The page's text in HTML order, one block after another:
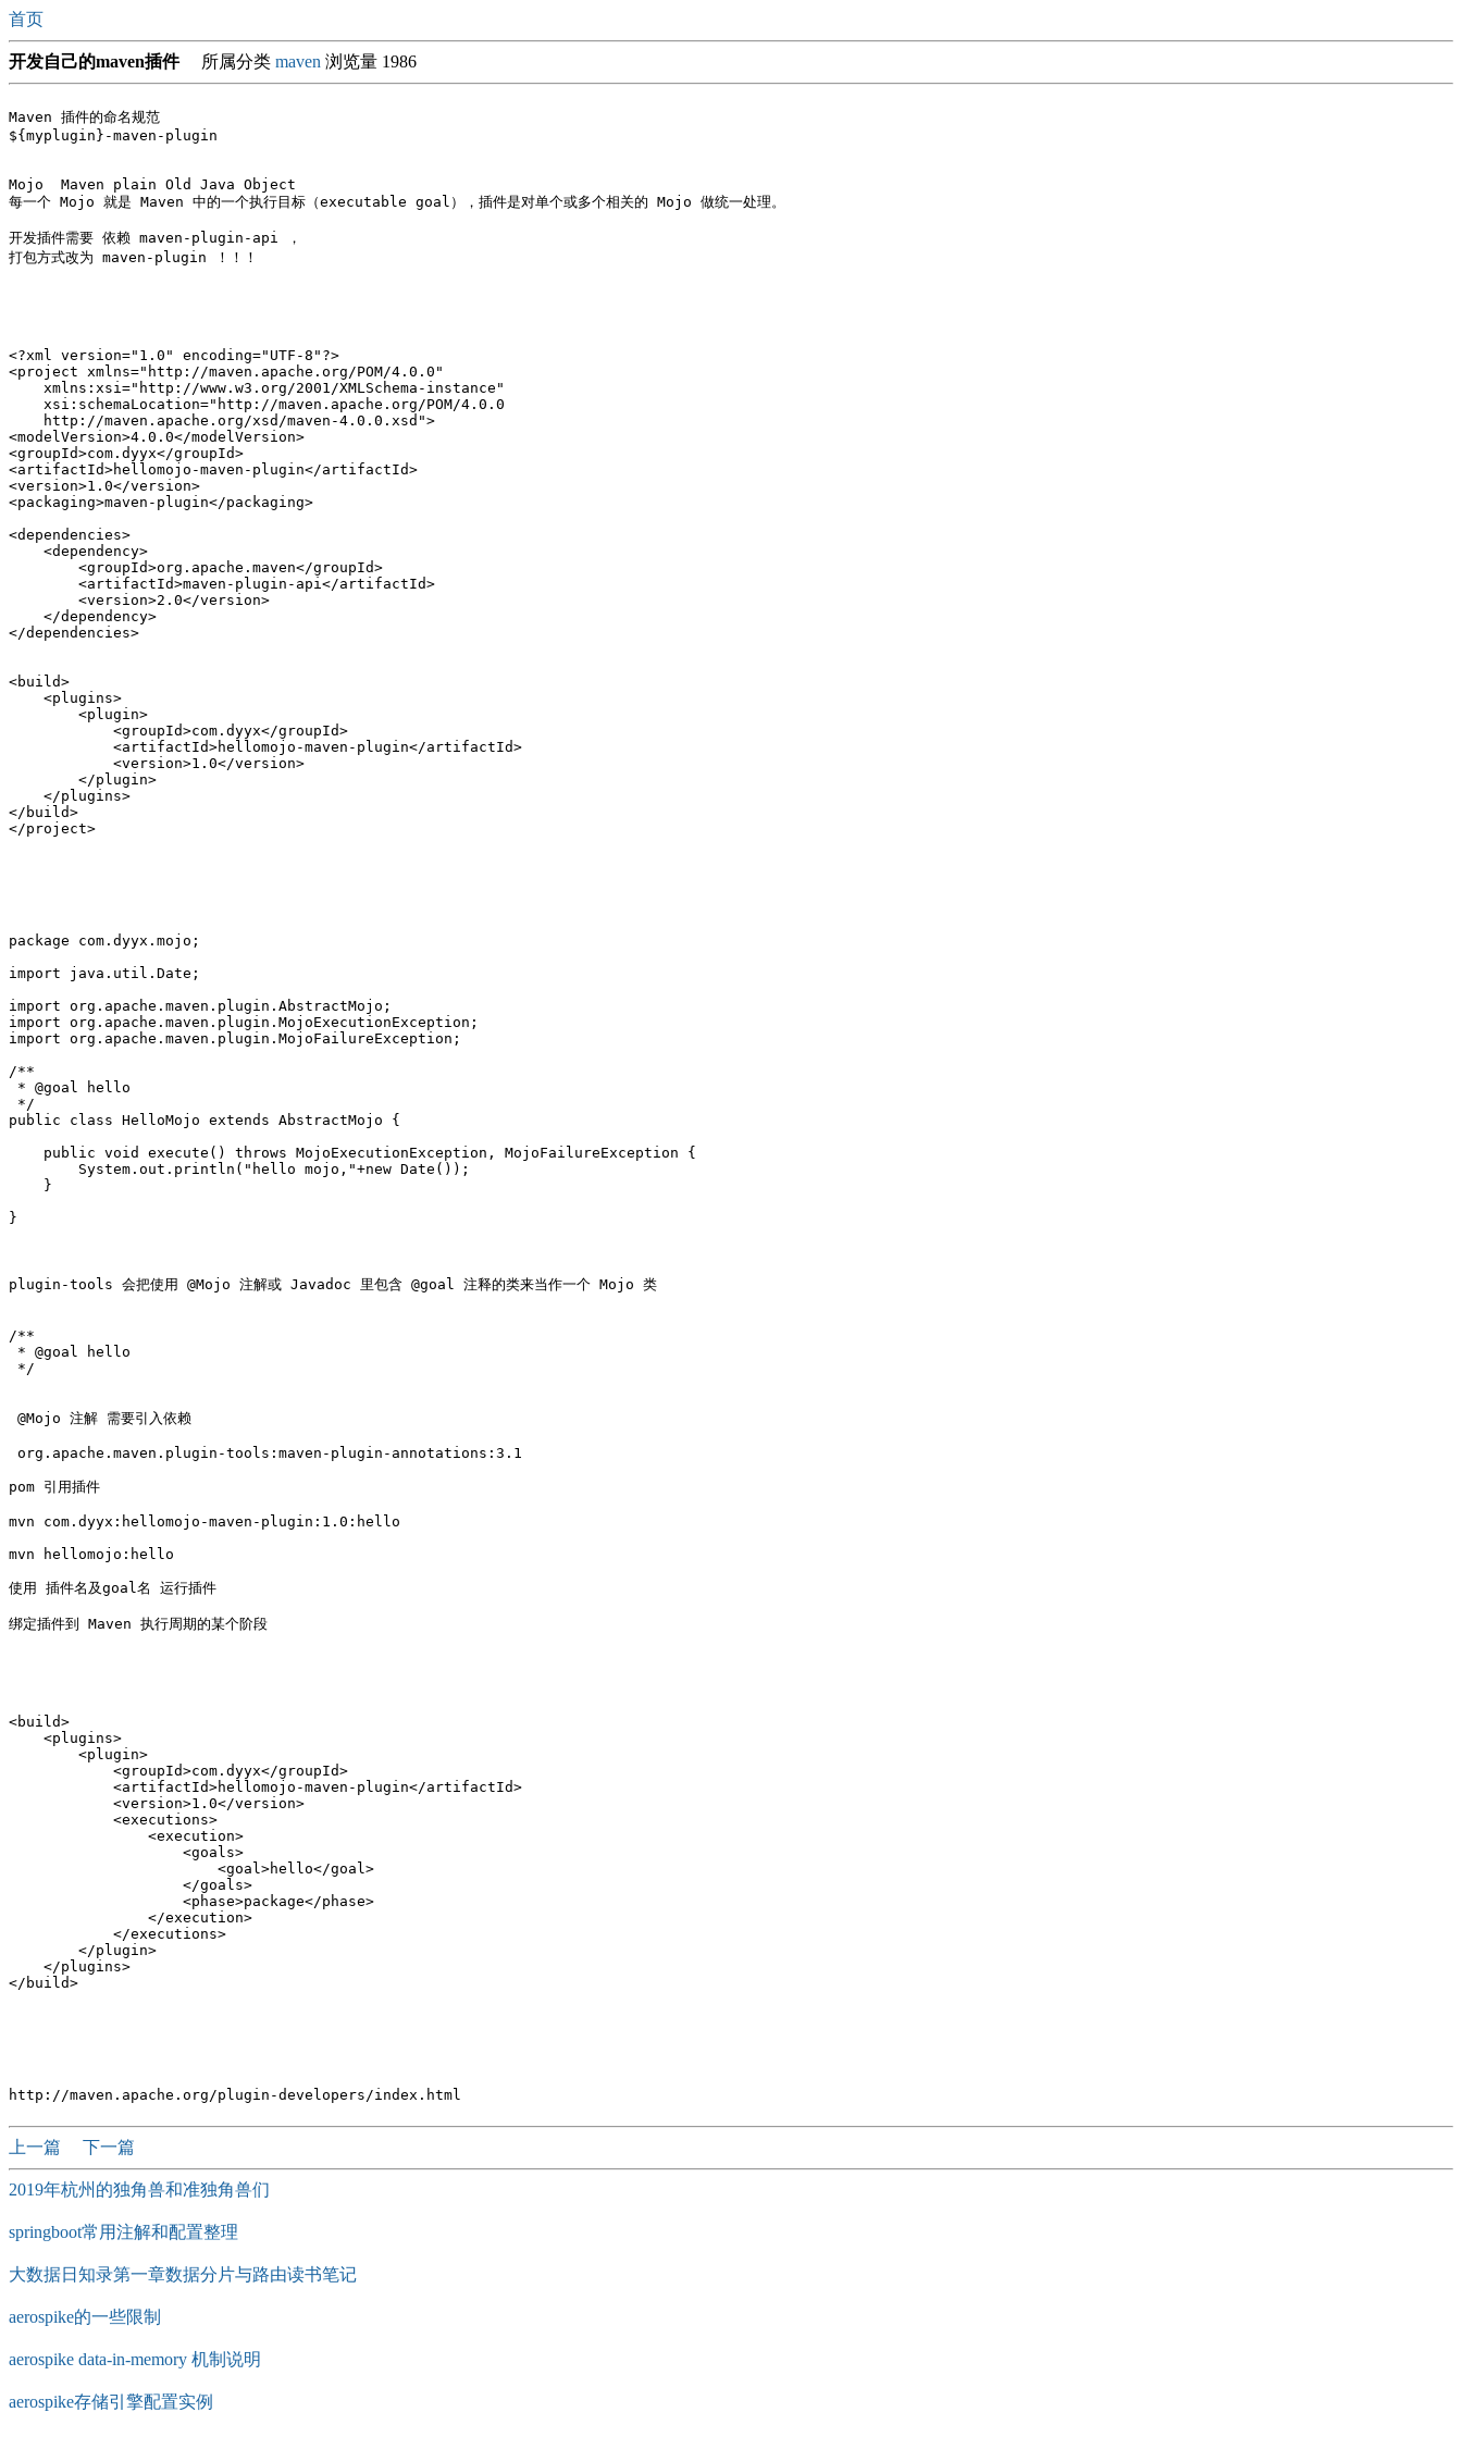
首页
开发自己的maven插件所属分类 maven 浏览量 1986
Maven 插件的命名规范
${myplugin}-maven-plugin
Mojo  Maven plain Old Java Object
每一个 Mojo 就是 Maven 中的一个执行目标（executable goal），插件是对单个或多个相关的 Mojo 做统一处理。
开发插件需要 依赖 maven-plugin-api ，
打包方式改为 maven-plugin ！！！
<?xml version="1.0" encoding="UTF-8"?>
<project xmlns="http://maven.apache.org/POM/4.0.0"
    xmlns:xsi="http://www.w3.org/2001/XMLSchema-instance"
    xsi:schemaLocation="http://maven.apache.org/POM/4.0.0
    http://maven.apache.org/xsd/maven-4.0.0.xsd">
<modelVersion>4.0.0</modelVersion>
<groupId>com.dyyx</groupId>
<artifactId>hellomojo-maven-plugin</artifactId>
<version>1.0</version>
<packaging>maven-plugin</packaging>
<dependencies>
    <dependency>
        <groupId>org.apache.maven</groupId>
        <artifactId>maven-plugin-api</artifactId>
        <version>2.0</version>
    </dependency>
</dependencies>
<build>
    <plugins>
        <plugin>
            <groupId>com.dyyx</groupId>
            <artifactId>hellomojo-maven-plugin</artifactId>
            <version>1.0</version>
        </plugin>
    </plugins>
</build>
</project>
package com.dyyx.mojo;
import java.util.Date;
import org.apache.maven.plugin.AbstractMojo;
import org.apache.maven.plugin.MojoExecutionException;
import org.apache.maven.plugin.MojoFailureException;
/**
* @goal hello
*/
public class HelloMojo extends AbstractMojo {
    public void execute() throws MojoExecutionException, MojoFailureException {
        System.out.println("hello mojo,"+new Date());
    }
}
plugin-tools 会把使用 @Mojo 注解或 Javadoc 里包含 @goal 注释的类来当作一个 Mojo 类
/**
* @goal hello
*/
@Mojo 注解 需要引入依赖
org.apache.maven.plugin-tools:maven-plugin-annotations:3.1
pom 引用插件
mvn com.dyyx:hellomojo-maven-plugin:1.0:hello
mvn hellomojo:hello
使用 插件名及goal名 运行插件
绑定插件到 Maven 执行周期的某个阶段
<build>
    <plugins>
        <plugin>
            <groupId>com.dyyx</groupId>
            <artifactId>hellomojo-maven-plugin</artifactId>
            <version>1.0</version>
            <executions>
                <execution>
                    <goals>
                        <goal>hello</goal>
                    </goals>
                    <phase>package</phase>
                </execution>
            </executions>
        </plugin>
    </plugins>
</build>
上一篇 下一篇
2019年杭州的独角兽和准独角兽们
springboot常用注解和配置整理
大数据日知录第一章数据分片与路由读书笔记
aerospike的一些限制
aerospike data-in-memory 机制说明
aerospike存储引擎配置实例